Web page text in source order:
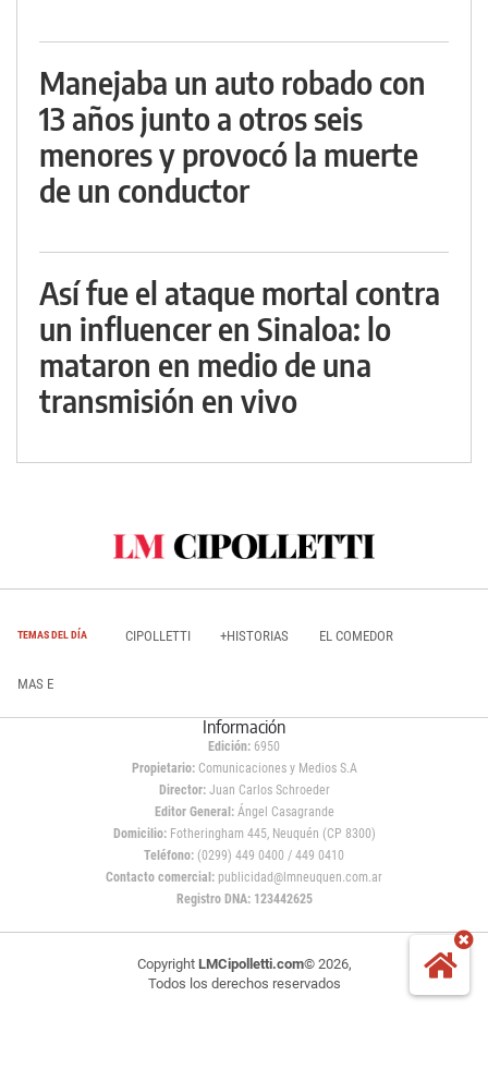
Manejaba un auto robado con
13 años junto a otros seis
menores y provocó la muerte
de un conductor
Así fue el ataque mortal contra
un influencer en Sinaloa: lo
mataron en medio de una
transmisión en vivo
TEMAS DEL DÍA CIPOLLETTI +HISTORIAS EL COMEDOR
MAS E
Información
Edición: 6950
Propietario:Comunicaciones y Medios S.A
Director: Juan Carlos Schroeder
Editor General:Ángel Casagrande
Domicilio:Fotheringham 445, Neuquén (CP 8300)
Teléfono: (0299) 449 0400 / 449 0410
Contacto comercial: publicidad@lmneuquen.com.ar
Registro DNA: 123442625
Copyright LMCipolletti.com© 2026,
Todos los derechos reservados